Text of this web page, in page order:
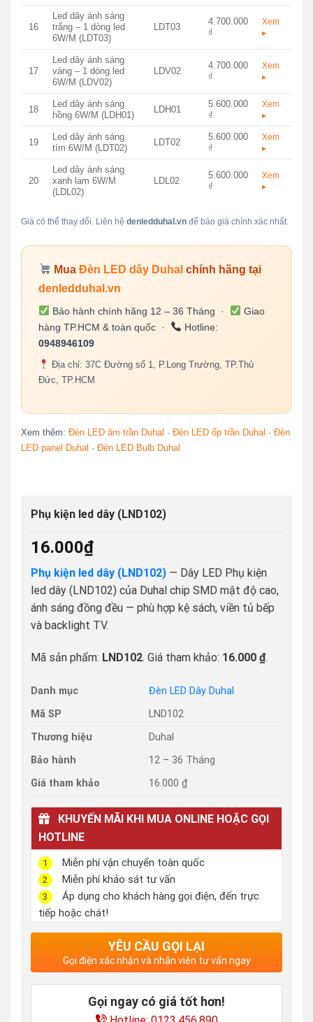
16
Led dây ánh sáng
trắng – 1 dòng led
6W/M (LDT03)
LDT03
4.700.000
₫
Xem
▸
17
Led dây ánh sáng
vàng – 1 dòng led
6W/M (LDV02)
LDV02
4.700.000
₫
Xem
▸
18
Led dây ánh sáng
hồng 6W/M (LDH01)
LDH01
5.600.000
₫
Xem
▸
19
Led dây ánh sáng
tím 6W/M (LDT02)
LDT02
5.600.000
₫
Xem
▸
20
Led dây ánh sáng
xanh lam 6W/M
(LDL02)
LDL02
5.600.000
₫
Xem
▸
Giá có thể thay đổi. Liên hệ denledduhal.vnđể báo giá chính xác nhất.
MuaĐèn LED dây Duhal chính hãng tại
denledduhal.vn
Bảo hành chính hãng 12 – 36 Tháng ·
Giao
hàng TP.HCM & toàn quốc ·
Hotline:
0948946109
Địa chỉ: 37C Đường số 1, P.Long Trường, TP.Thủ
Đức, TP.HCM
Xem thêm: Đèn LED âm trần Duhal · Đèn LED ốp trần Duhal · Đèn
LED panel Duhal · Đèn LED Bulb Duhal
Phụ kiện led dây (LND102)
16.000₫
Phụ kiện led dây (LND102)— Dây LED Phụ kiện
led dây (LND102) của Duhal chip SMD mật độ cao,
ánh sáng đồng đều — phù hợp kệ sách, viền tủ bếp
và backlight TV.
Mã sản phẩm: LND102. Giá tham khảo: 16.000 ₫.
Danh mục
Đèn LED Dây Duhal
Mã SP
LND102
Thương hiệu
Duhal
Bảo hành
12 – 36 Tháng
Giá tham khảo
16.000 ₫
KHUYẾN MÃI KHI MUA ONLINE HOẶC GỌI
HOTLINE
1 Miễn phí vận chuyển toàn quốc
2 Miễn phí khảo sát tư vấn
3
Áp dụng cho khách hàng gọi điện, đến trực
tiếp hoặc chát!
YÊU CẦU GỌI LẠI
Gọi điện xác nhận và nhân viên tư vấn ngay
Gọi ngay có giá tốt hơn!